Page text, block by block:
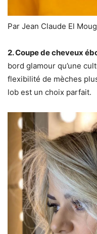
Par Jean Claude El
2. Coupe de cheveux
bord glamour qu’une
flexibilité de mèches
lob est un choix parfait.